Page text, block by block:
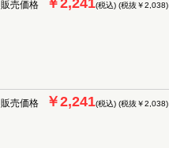
販売価格 ￥2,241(税込) (税抜￥2,038)
販売価格 ￥2,241(税込) (税抜￥2,038)